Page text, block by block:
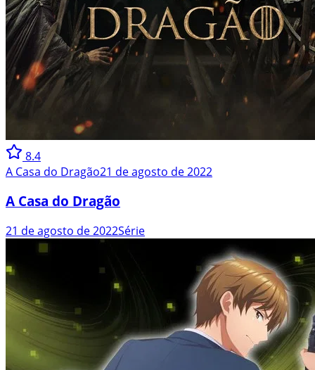
8.4
A Casa do Dragão21 de agosto de 2022
A Casa do Dragão
21 de agosto de 2022Série